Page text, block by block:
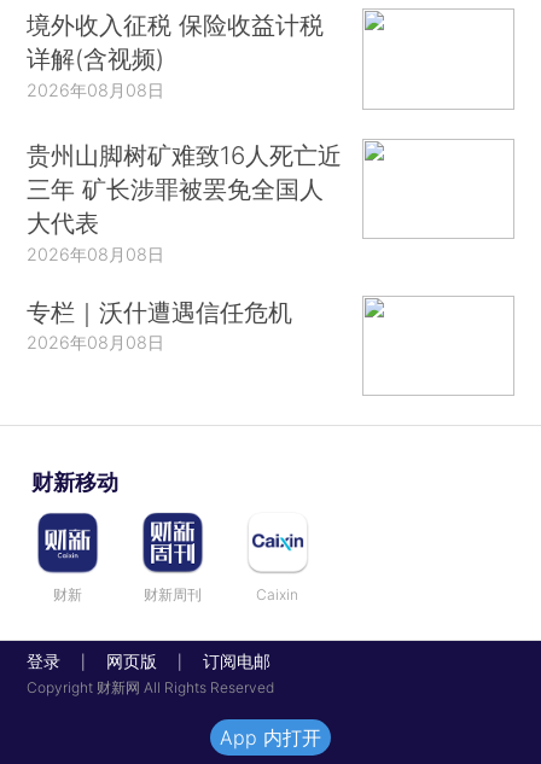
境外收入征税 保险收益计税
详解(含视频)
2026年08月08日
贵州山脚树矿难致16人死亡近
三年 矿长涉罪被罢免全国人
大代表
2026年08月08日
专栏｜沃什遭遇信任危机
2026年08月08日
财新移动
财新 财新周刊 Caixin
登录 网页版 订阅电邮
Copyright 财新网 All Rights Reserved
App 内打开